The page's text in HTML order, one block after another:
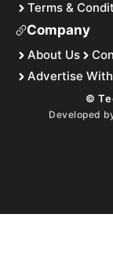
Terms &
Company
About Us
Advertise
©
Developed